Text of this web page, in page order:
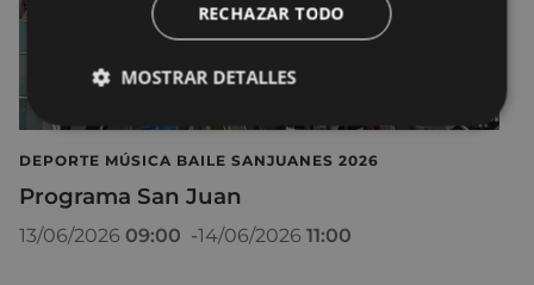
DEPORTE MÚSICA BAILE SANJUANES 2026
Programa San Juan
13/06/2026 09:00 -14/06/2026 11:00
RECHAZAR TODO
MOSTRAR DETALLES